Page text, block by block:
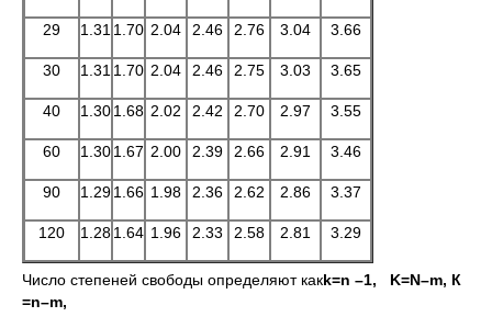
29 1.31 1.70 2.04 2.46 2.76 3.04 3.66
30 1.31 1.70 2.04 2.46 2.75 3.03 3.65
40 1.301.68 2.02 2.42 2.70 2.97 3.55
60 1.301.67 2.00 2.39 2.66 2.91 3.46
90 1.291.66 1.98 2.36 2.62 2.86 3.37
120 1.281.64 1.96 2.33 2.58 2.81 3.29
Число степеней свободы определяют какk=n –1, K=N–m, К
=n–m,